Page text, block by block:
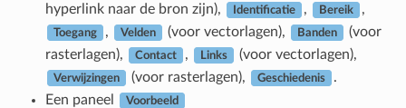
hyperlink naar de bron zijn),
Identificatie , Bereik ,
Toegang , Velden (voor vectorlagen), Banden
(voor
rasterlagen),
Contact , Links (voor vectorlagen),
Verwijzingen (voor rasterlagen), Geschiedenis
.
Een paneel
Voorbeeld